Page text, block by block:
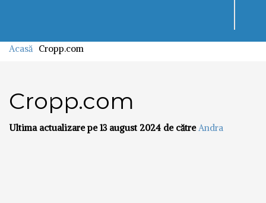
Acasă Cropp.com
Cropp.com
Ultima actualizare pe 13 august 2024 de către Andra